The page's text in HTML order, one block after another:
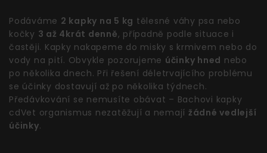
Podáváme 2 kapky na 5 kg tělesné váhy psa nebo
kočky 3 až 4krát denně, případně podle situace i
častěji. Kapky nakapeme do misky s krmivem nebo do
vody na pití. Obvykle pozorujeme účinky hned nebo
po několika dnech. Při řešení déletrvajícího problému
se účinky dostavují až po několika týdnech.
Předávkování se nemusíte obávat – Bachovi kapky
cdVet organismus nezatěžují a nemají žádné vedlejší
účinky.